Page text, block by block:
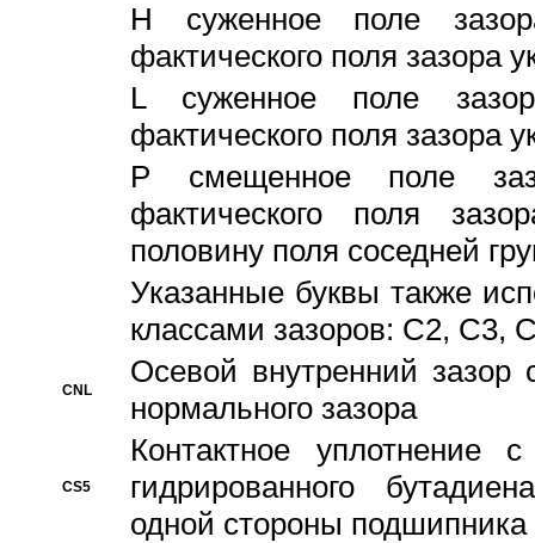
H суженное поле
фактического поля зазора
L суженное поле
фактического поля зазора
P смещенное поле
фактического поля
половину поля соседней
Указанные буквы также
классами зазоров: С2,
CNL
Осевой внутренний зазор
нормального зазора
CS5
Контактное уплотнение
гидрированного
одной стороны подшипника